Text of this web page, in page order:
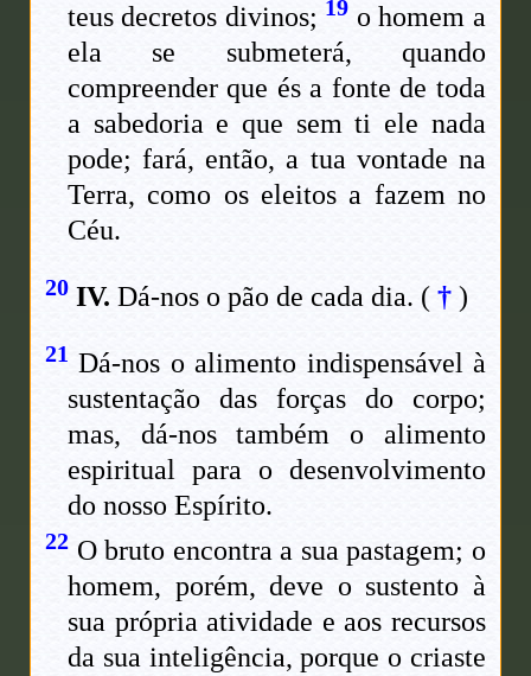
teus decretos divinos; 19 o homem a
ela se submeterá, quando
compreender que és a fonte de toda
a sabedoria e que sem ti ele nada
pode; fará, então, a tua vontade na
Terra, como os eleitos a fazem no
Céu.
20 IV.Dá-nos o pão de cada dia. ( †)
21 Dá-nos o alimento indispensável à
sustentação das forças do corpo;
mas, dá-nos também o alimento
espiritual para o desenvolvimento
do nosso Espírito.
22 O bruto encontra a sua pastagem; o
homem, porém, deve o sustento à
sua própria atividade e aos recursos
da sua inteligência, porque o criaste